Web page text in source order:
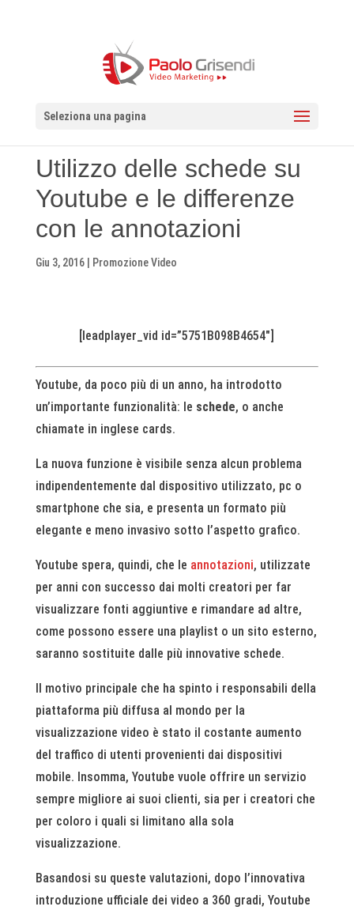
Seleziona una pagina
Utilizzo delle schede su
Youtube e le differenze
con le annotazioni
Giu 3, 2016| Promozione Video
[leadplayer_vid id=”5751B098B4654″]
Youtube, da poco più di un anno, ha introdotto
un’importante funzionalità: le schede, o anche
chiamate in inglese cards.
La nuova funzione è visibile senza alcun problema
indipendentemente dal dispositivo utilizzato, pc o
smartphone che sia, e presenta un formato più
elegante e meno invasivo sotto l’aspetto grafico.
Youtube spera, quindi, che le annotazioni, utilizzate
per anni con successo dai molti creatori per far
visualizzare fonti aggiuntive e rimandare ad altre,
come possono essere una playlist o un sito esterno,
saranno sostituite dalle più innovative schede.
Il motivo principale che ha spinto i responsabili della
piattaforma più diffusa al mondo per la
visualizzazione video è stato il costante aumento
del traffico di utenti provenienti dai dispositivi
mobile. Insomma, Youtube vuole offrire un servizio
sempre migliore ai suoi clienti, sia per i creatori che
per coloro i quali si limitano alla sola
visualizzazione.
Basandosi su queste valutazioni, dopo l’innovativa
introduzione ufficiale dei video a 360 gradi, Youtube